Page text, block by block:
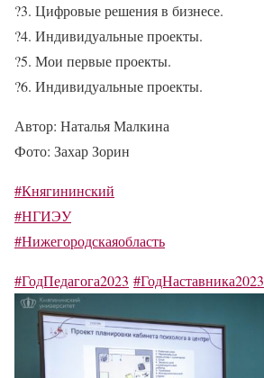
?3. Цифровые решения в бизнесе.
?4. Индивидуальные проекты.
?5. Мои первые проекты.
?6. Индивидуальные проекты.
Автор: Наталья Малкина
Фото: Захар Зорин
#Княгининский
#НГИЭУ
#Нижегородскаяобласть
#ГодПедагога2023 #ГодНаставника2023